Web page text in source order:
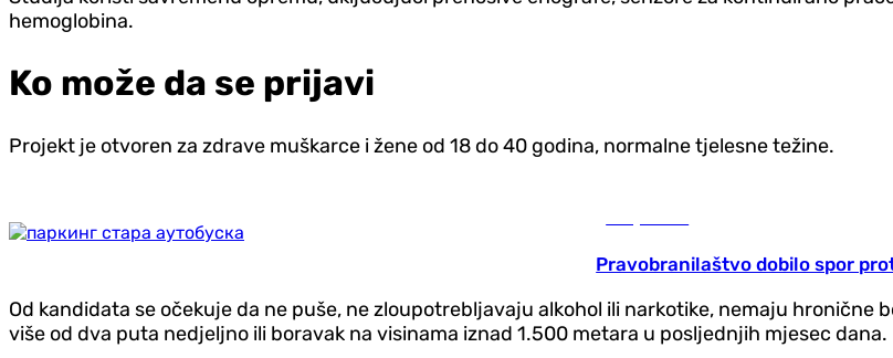
hemoglobina.
Ko može da se prijavi
Projekt je otvoren za zdrave muškarce i žene od 18 do 40 godina, normalne tjelesne težine.
Pravobranilaštvo dobilo spor
Od kandidata se očekuje da ne puše, ne zloupotrebljavaju alkohol ili narkotike, nemaju
više od dva puta nedjeljno ili boravak na visinama iznad 1.500 metara u posljednjih mjesec dana.